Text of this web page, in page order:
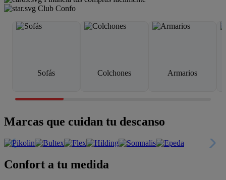
Club Confo
Sofás Colchones Armarios
Marcas que cuidan tu descanso
Confort a tu medida